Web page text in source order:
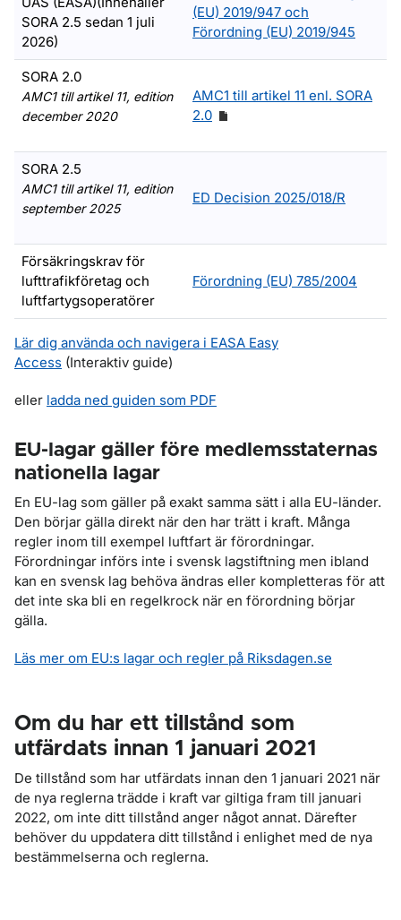
SORA 2.5 sedan 1 juli
2026)
(EU) 2019/947 och
Förordning (EU) 2019/945
SORA 2.0
AMC1 till artikel 11, edition
december 2020
AMC1 till artikel 11 enl. SORA
2.0
SORA 2.5
AMC1 till artikel 11, edition
september 2025
ED Decision 2025/018/R
Försäkringskrav för
lufttrafikföretag och
luftfartygsoperatörer
Förordning (EU) 785/2004
Lär dig använda och navigera i EASA Easy
Access (Interaktiv guide)
eller ladda ned guiden som PDF
EU-lagar gäller före medlemsstaternas
nationella lagar
En EU-lag som gäller på exakt samma sätt i alla EU-länder.
Den börjar gälla direkt när den har trätt i kraft. Många
regler inom till exempel luftfart är förordningar.
Förordningar införs inte i svensk lagstiftning men ibland
kan en svensk lag behöva ändras eller kompletteras för att
det inte ska bli en regelkrock när en förordning börjar
gälla.
Läs mer om EU:s lagar och regler på Riksdagen.se
Om du har ett tillstånd som
utfärdats innan 1 januari 2021
De tillstånd som har utfärdats innan den 1 januari 2021 när
de nya reglerna trädde i kraft var giltiga fram till januari
2022, om inte ditt tillstånd anger något annat. Därefter
behöver du uppdatera ditt tillstånd i enlighet med de nya
bestämmelserna och reglerna.